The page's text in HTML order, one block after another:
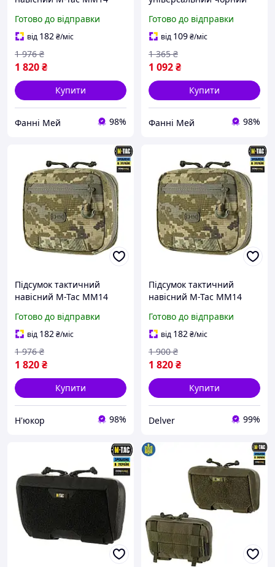
кріпленням Molle на
плитоноску
Готово до відправки
від 182₴/міс
1 820₴
1 976 ₴
Купити
Фанні Мей 98%
підсумок з кріпленням на
плитоноску Admin Elite
Black
Готово до відправки
від 109₴/міс
1 092₴
1 365 ₴
Купити
Фанні Мей 98%
Підсумок тактичний
навісний M-Tac MM14
кріпленням Molle на
плитоноску
Готово до відправки
від 182₴/міс
1 820₴
1 976 ₴
Купити
Н'юкор 98%
Підсумок тактичний
навісний M-Tac MM14
кріпленням Molle на
плитоноску
Готово до відправки
від 182₴/міс
1 820₴
1 900 ₴
Купити
Delver 99%